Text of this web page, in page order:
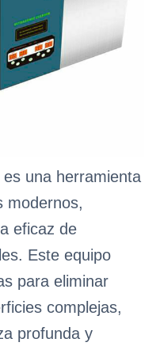
una herramienta
modernos,
eficaz de
Este equipo
para eliminar
complejas,
profunda y